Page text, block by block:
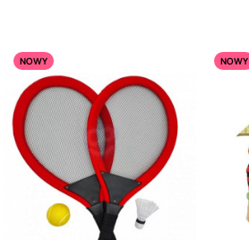
NOWY NOWY